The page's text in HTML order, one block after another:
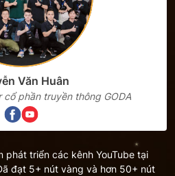
Văn Huân
cổ phần truyền thông GODA
phát triển các kênh YouTube tại
đạt 5+ nút vàng và hơn 50+ nút